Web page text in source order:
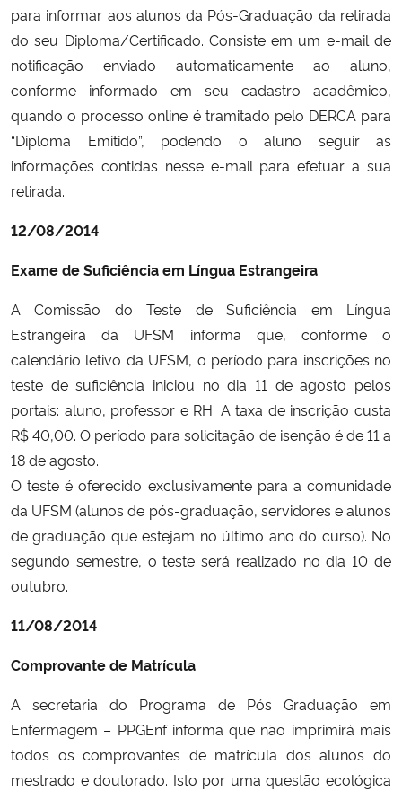
para informar aos alunos da Pós-Graduação da retirada
do seu Diploma/Certificado. Consiste em um e-mail de
notificação enviado automaticamente ao aluno,
conforme informado em seu cadastro acadêmico,
quando o processo online é tramitado pelo DERCA para
“Diploma Emitido”, podendo o aluno seguir as
informações contidas nesse e-mail para efetuar a sua
retirada.
12/08/2014
Exame de Suficiência em Língua Estrangeira
A Comissão do Teste de Suficiência em Língua
Estrangeira da UFSM informa que, conforme o
calendário letivo da UFSM, o período para inscrições no
teste de suficiência iniciou no dia 11 de agosto pelos
portais: aluno, professor e RH. A taxa de inscrição custa
R$ 40,00. O período para solicitação de isenção é de 11 a
18 de agosto.
O teste é oferecido exclusivamente para a comunidade
da UFSM (alunos de pós-graduação, servidores e alunos
de graduação que estejam no último ano do curso). No
segundo semestre, o teste será realizado no dia 10 de
outubro.
11/08/2014
Comprovante de Matrícula
A secretaria do Programa de Pós Graduação em
Enfermagem – PPGEnf informa que não imprimirá mais
todos os comprovantes de matrícula dos alunos do
mestrado e doutorado. Isto por uma questão ecológica